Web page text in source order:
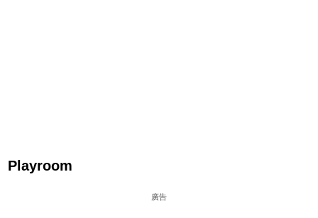
Playroom
廣告